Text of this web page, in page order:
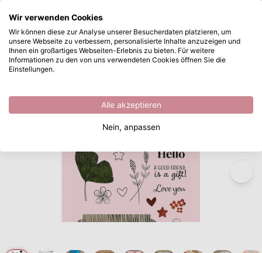
Zum Hauptinhalt springen
Sofort ab Lager lieferbar Vaessen Creative • Silikonstempenl Sentiments 24St.
/ Clear Stamps /
Wonach suchen Sie?
Wir verwenden Cookies
Wir können diese zur Analyse unserer Besucherdaten platzieren, um
unsere Webseite zu verbessern, personalisierte Inhalte anzuzeigen und
Ihnen ein großartiges Webseiten-Erlebnis zu bieten. Für weitere
Informationen zu den von uns verwendeten Cookies öffnen Sie die
Einstellungen.
Alle akzeptieren
Nein, anpassen